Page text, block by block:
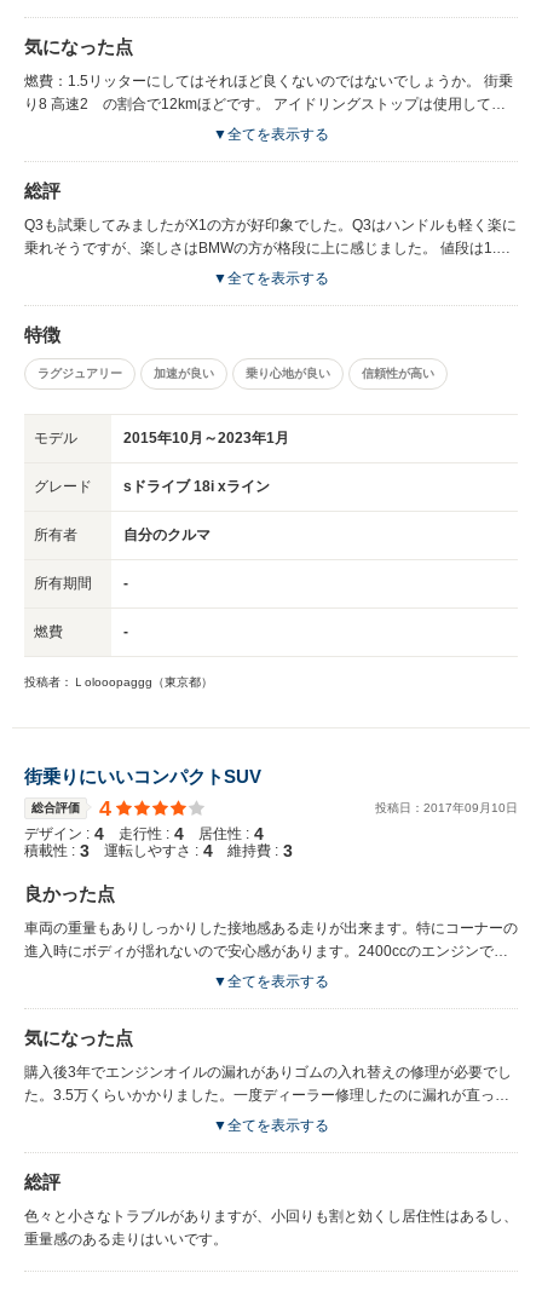
の馬力も低く心配しましたが最大トルクが低めから設定されているからか、
よく走ります。 国産の馬力が18iよりも上の車よりも間違いなくよく走りま
す。上り坂も楽々登ります。 走行性能：これがやはりBMWを購入した最大
ちよく曲がります。 これは乗ってみないと説明しにくい感覚ですが、とに
かく運転は楽しいです。 乗り心地：車内も静かで19インチのランフラット
にしては悪くない乗り心地です。 価格：安いとは思いませんが価格に見合
気になった点
燃費：1.5リッターにしてはそれほど良くないのではないでしょうか。 街乗
り8 高速2 の割合で12kmほどです。 アイドリングストップは使用してい
▼全てを表示する
総評
Q3も試乗してみましたがX1の方が好印象でした。Q3はハンドルも軽く楽に
乗れそうですが、楽しさはBMWの方が格段に上に感じました。 値段は1.5
リッターといえどもBMWですので18iでも中々の値段がしますが価格以上の
ており中々、良いタイヤだと思います。 また18dも試乗してみましたが発進
時の若干のもたつきが気になり楽しく乗るならとガソリン車を選択しまし
た。
▼全てを表示する
特徴
ラグジュアリー 加速が良い 乗り心地が良い 信頼性が高い
モデル 2015年10月～2023年1月
グレード sドライブ 18i xライン
所有者 自分のクルマ
所有期間 -
燃費 -
投稿者：Ｌolooopaggg（東京都）
街乗りにいいコンパクトSUV
総合評価 4 投稿日： 2017年09 月 10日
デザイン : 4 走行性 : 4 居住性 : 4
積載性 : 3 運転しやすさ : 4 維持費 : 3
良かった点
車両の重量もありしっかりした接地感ある走りが出来ます。特にコーナーの
進入時にボディが揺れないので安心感があります。2400ccのエンジンで馬
力もありますが、エンジンの性能を最大限に発揮し出すには4万キロくらい
せん。でも、こまめに手入れしていると力強い加速が味わえます。
▼全てを表示する
気になった点
購入後3年でエンジンオイルの漏れがありゴムの入れ替えの修理が必要でし
た。3.5万くらいかかりました。一度ディーラー修理したのに漏れが直って
おらず、再度修理しました。２回目はさすがに無償でしたが。また、左ドア
イドブレーキを引いた後にブレーキペダルを離すとグキっという音がして数
センチくらい車体が動きます。人が乗り込むときや降りる時にビックリされ
るので気になります。仕様ですみたいに言われました。 輸入車ならではか
▼全てを表示する
総評
色々と小さなトラブルがありますが、小回りも割と効くし居住性はあるし、
重量感のある走りはいいです。